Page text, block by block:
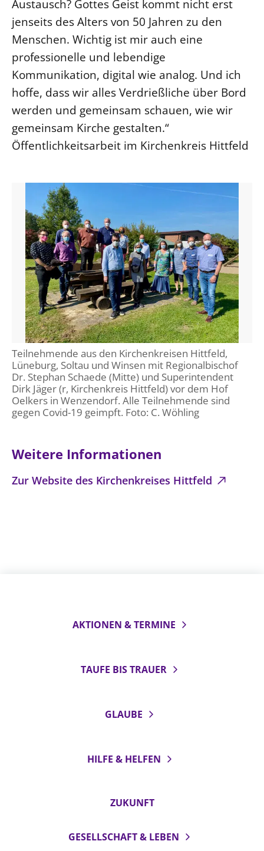
Austausch? Gottes Geist kommt nicht erst
jenseits des Alters von 50 Jahren zu den
Menschen. Wichtig ist mir auch eine
professionelle und lebendige
Kommunikation, digital wie analog. Und ich
hoffe, dass wir alles Verdrießliche über Bord
werden und gemeinsam schauen, wie wir
gemeinsam Kirche gestalten.“
Öffentlichkeitsarbeit im Kirchenkreis Hittfeld
Teilnehmende aus den Kirchenkreisen Hittfeld,
Lüneburg, Soltau und Winsen mit Regionalbischof
Dr. Stephan Schaede (Mitte) und Superintendent
Dirk Jäger (r, Kirchenkreis Hittfeld) vor dem Hof
Oelkers in Wenzendorf. Alle Teilnehmende sind
gegen Covid-19 geimpft. Foto: C. Wöhling
Weitere Informationen
Zur Website des Kirchenkreises Hittfeld
AKTIONEN & TERMINE
TAUFE BIS TRAUER
GLAUBE
HILFE & HELFEN
ZUKUNFT
GESELLSCHAFT & LEBEN